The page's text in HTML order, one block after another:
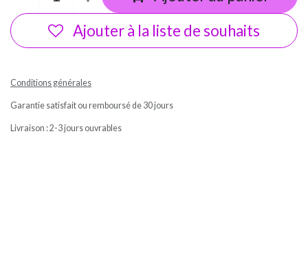
Ajouter à la liste de souhaits
Conditions générales
Garantie satisfait ou remboursé de 30 jours
Livraison : 2-3 jours ouvrables